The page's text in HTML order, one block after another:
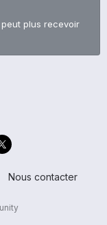
plus recevoir
Nous contacter